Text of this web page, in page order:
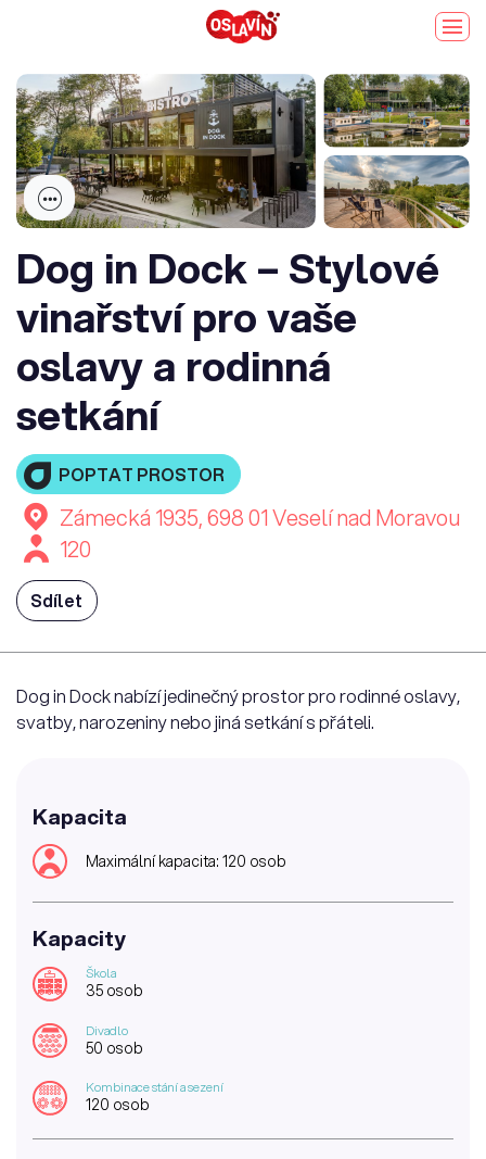
Dog in Dock – Stylové
vinařství pro vaše
oslavy a rodinná
setkání
POPTAT PROSTOR
Zámecká 1935, 698 01 Veselí nad Moravou
120
Sdílet
Dog in Dock nabízí jedinečný prostor pro rodinné oslavy,
svatby, narozeniny nebo jiná setkání s přáteli.
Kapacita
Maximální kapacita: 120 osob
Kapacity
Škola
35 osob
Divadlo
50 osob
Kombinace stání a sezení
120 osob